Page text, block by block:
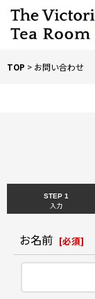
TOP > お問い合わせ
STEP 1
入力
お名前 [必須]